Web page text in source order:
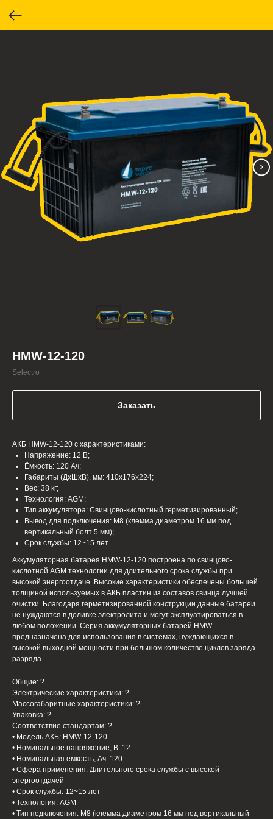
HMW-12-120
Selectro
Заказать
АКБ HMW-12-120 с характеристиками:
Напряжение: 12 В;
Ёмкость: 120 Ач;
Габариты (ДхШхВ), мм: 410x176x224;
Вес: 38 кг;
Технология: AGM;
Тип аккумулятора: Cвинцово-кислотный герметизированный;
Вывод для подключения: M8 (клемма диаметром 16 мм под
вертикальный болт 5 мм);
Срок службы: 12~15 лет.
Аккумуляторная батарея HMW-12-120 построена по свинцово-
кислотной AGM технологии для длительного срока службы при
высокой энергоотдаче. Высокие характеристики обеспечены большей
толщиной используемых в АКБ пластин из составов свинца лучшей
очистки. Благодаря герметизированной конструкции данные батареи
не нуждаются в доливке электролита и могут эксплуатироваться в
любом положении. Серия аккумуляторных батарей HMW
предназначена для использования в системах, нуждающихся в
высокой выходной мощности при большом количестве циклов заряда -
разряда.
Общие: ?
Электрические характеристики: ?
Массогабаритные характеристики: ?
Упаковка: ?
Соответствие стандартам: ?
• Модель АКБ: HMW-12-120
• Номинальное напряжение, В: 12
• Номинальная ёмкость, Ач: 120
• Сфера применения: Длительного срока службы с высокой
энергоотдачей
• Срок службы: 12~15 лет
• Технология: AGM
• Тип подключения: M8 (клемма диаметром 16 мм под вертикальный